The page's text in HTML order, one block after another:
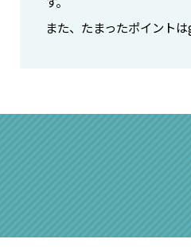
また、たまったポイント